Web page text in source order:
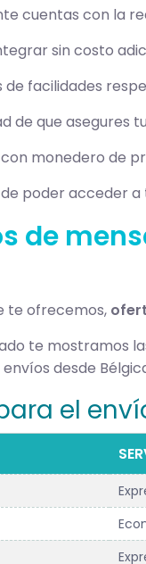
cuentas con la
sin costo
de facilidades
de que asegures
monedero de
poder acceder
de
te ofrecemos,
te mostramos
desde
el